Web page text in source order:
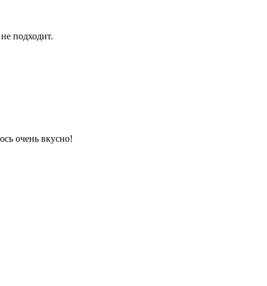
подходит.
очень вкусно!